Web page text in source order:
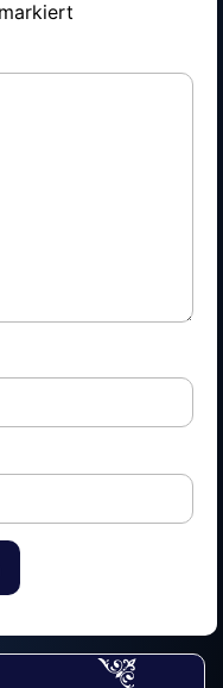
markiert